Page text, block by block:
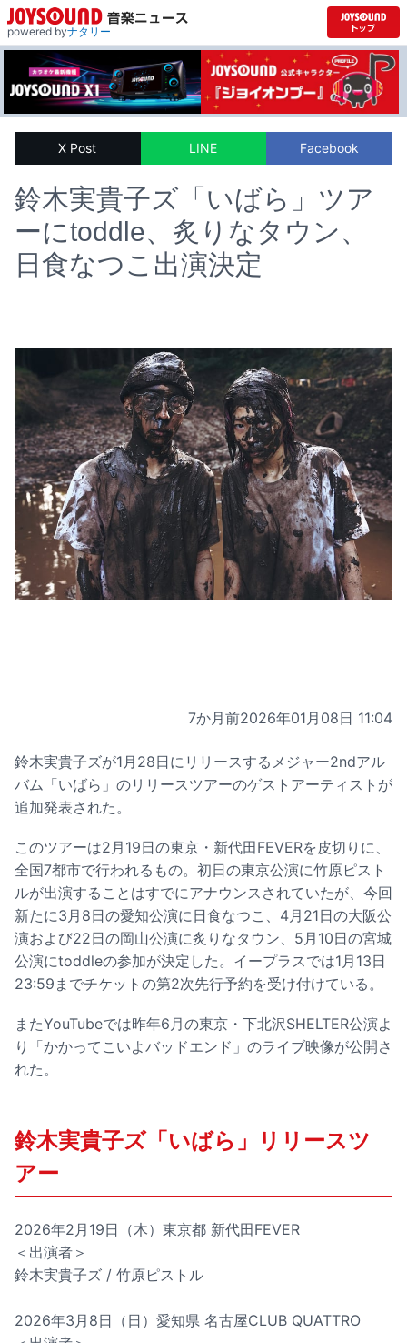
powered byナタリー
X Post LINE Facebook
鈴木実貴子ズ「いばら」ツア
ーにtoddle、炙りなタウン、
日食なつこ出演決定
7か月前2026年01月08日 11:04
鈴木実貴子ズが1月28日にリリースするメジャー2ndアル
バム「いばら」のリリースツアーのゲストアーティストが
追加発表された。
このツアーは2月19日の東京・新代田FEVERを皮切りに、
全国7都市で行われるもの。初日の東京公演に竹原ピスト
ルが出演することはすでにアナウンスされていたが、今回
新たに3月8日の愛知公演に日食なつこ、4月21日の大阪公
演および22日の岡山公演に炙りなタウン、5月10日の宮城
公演にtoddleの参加が決定した。イープラスでは1月13日
23:59までチケットの第2次先行予約を受け付けている。
またYouTubeでは昨年6月の東京・下北沢SHELTER公演よ
り「かかってこいよバッドエンド」のライブ映像が公開さ
れた。
鈴木実貴子ズ「いばら」リリースツ
アー
2026年2月19日（木）東京都 新代田FEVER
＜出演者＞
鈴木実貴子ズ / 竹原ピストル
2026年3月8日（日）愛知県 名古屋CLUB QUATTRO